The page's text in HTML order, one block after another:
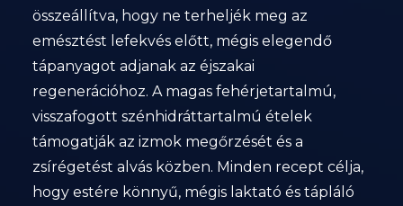
összeállítva, hogy ne terheljék meg az
emésztést lefekvés előtt, mégis elegendő
tápanyagot adjanak az éjszakai
regenerációhoz. A magas fehérjetartalmú,
visszafogott szénhidráttartalmú ételek
támogatják az izmok megőrzését és a
zsírégetést alvás közben. Minden recept célja,
hogy estére könnyű, mégis laktató és tápláló